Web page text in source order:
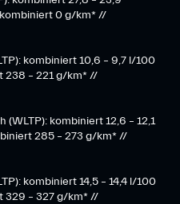
0 g/km* //
kombiniert 10,6 – 9,7 l/100
238 – 221 g/km* //
kombiniert 12,6 – 12,1
285 – 273 g/km* //
kombiniert 14,5 – 14,4 l/100
329 – 327 g/km* //